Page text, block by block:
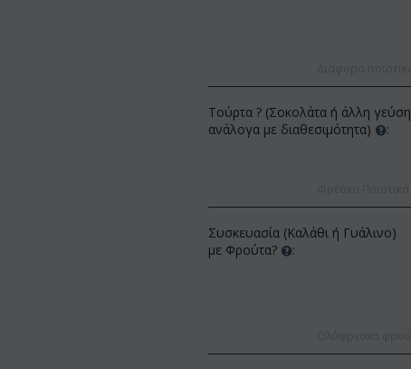
Έκπτωση 9%
Τούρτα ? (Σοκολάτα ή άλλη γεύση
ανάλογα με διαθεσιμότητα)
:
Συσκευασία (Καλάθι ή Γυάλινο)
με Φρούτα?
: